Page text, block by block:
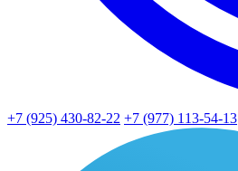
+7 (925) 430-82-22 +7 (977) 113-54-13